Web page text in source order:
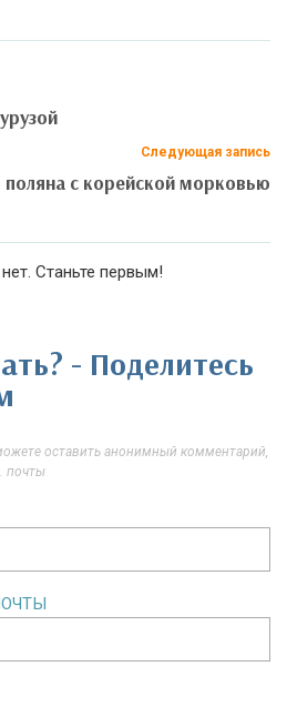
Следующая запись
поляна с корейской морковью
Станьте первым!
- Поделитесь
оставить анонимный комментарий,
почты